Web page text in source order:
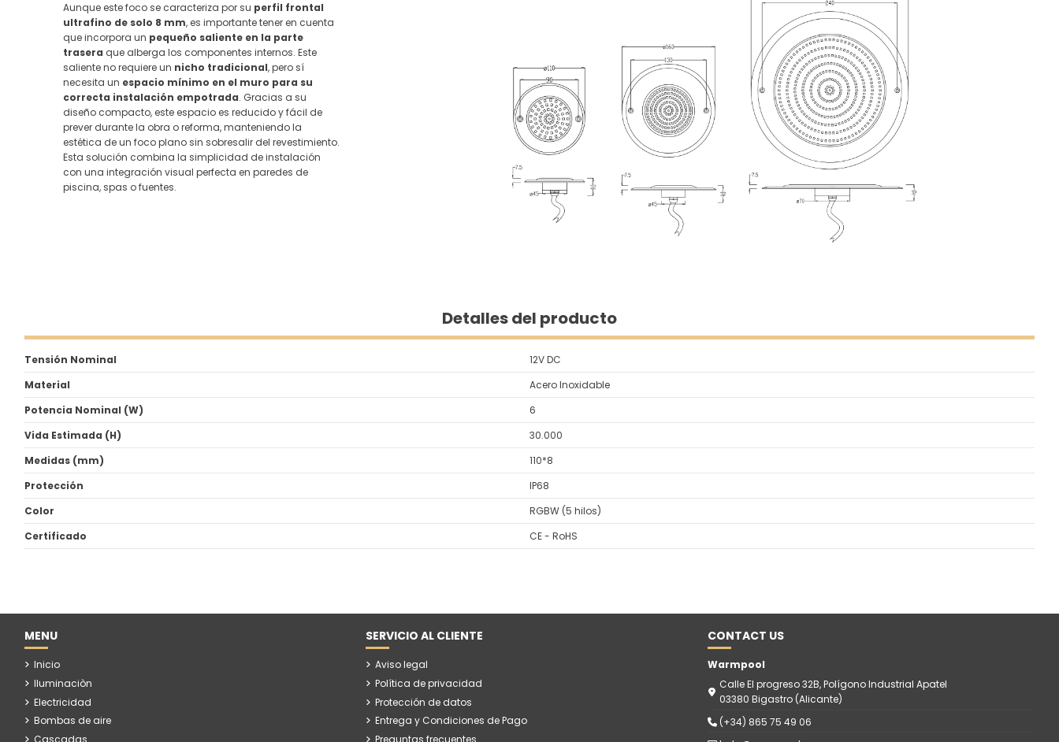
Aunque este foco se caracteriza por su perfil frontal
ultrafino de solo 8 mm, es importante tener en cuenta
que incorpora un pequeño saliente en la parte
trasera que alberga los componentes internos. Este
saliente no requiere un nicho tradicional, pero sí
necesita un espacio mínimo en el muro para su
correcta instalación empotrada. Gracias a su
diseño compacto, este espacio es reducido y fácil de
prever durante la obra o reforma, manteniendo la
estética de un foco plano sin sobresalir del revestimiento.
Esta solución combina la simplicidad de instalación
con una integración visual perfecta en paredes de
piscina, spas o fuentes.
Detalles del producto
Tensión Nominal
12V DC
Material
Acero Inoxidable
Potencia Nominal (W)
6
Vida Estimada (H)
30.000
Medidas (mm)
110*8
Protección
IP68
Color
RGBW (5 hilos)
Certificado
CE - RoHS
MENU
Inicio
Iluminaciòn
Electricidad
Bombas de aire
SERVICIO AL CLIENTE
Aviso legal
Política de privacidad
Protección de datos
Entrega y Condiciones de Pago
CONTACT US
Warmpool
Calle El progreso 32B, Polígono Industrial Apatel
03380 Bigastro (Alicante)
(+34) 865 75 49 06